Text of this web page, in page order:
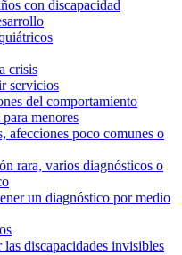
con discapacidad
crisis
servicios
del comportamiento
menores
afecciones poco comunes o
rara, varios diagnósticos o
un diagnóstico por medio
discapacidades invisibles